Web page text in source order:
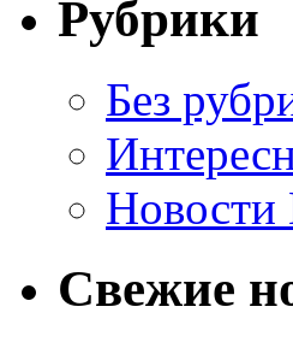
Рубрики
Без
Новости
Свежие